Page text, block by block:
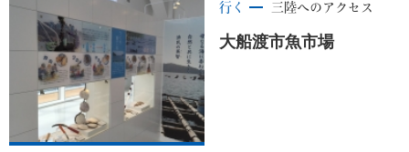
行く 三陸へのアクセス
大船渡市魚市場